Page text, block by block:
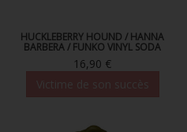
HUCKLEBERRY HOUND / HANNA
BARBERA / FUNKO VINYL SODA
16,90 €